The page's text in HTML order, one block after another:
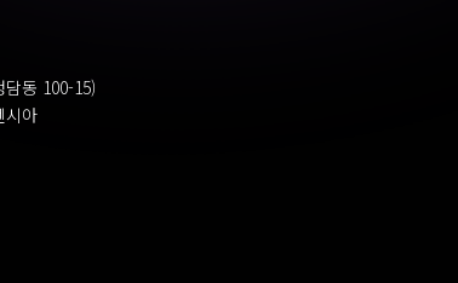
동 100-15)
시아